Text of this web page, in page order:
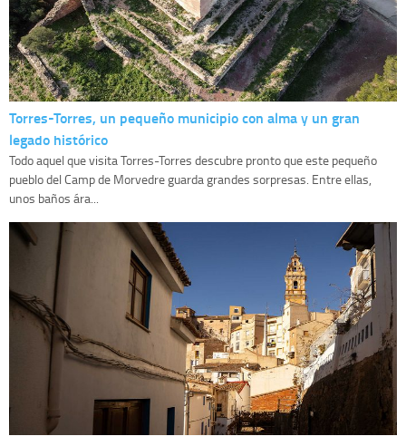
Torres-Torres, un pequeño municipio con alma y un gran
legado histórico
Todo aquel que visita Torres-Torres descubre pronto que este pequeño
pueblo del Camp de Morvedre guarda grandes sorpresas. Entre ellas,
unos baños ára...